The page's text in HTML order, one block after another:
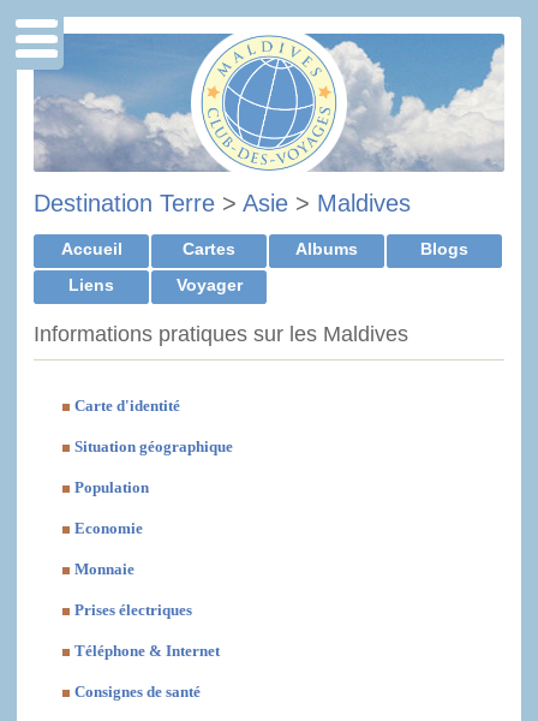
Destination Terre > Asie > Maldives
Accueil Cartes Albums
Blogs
Liens
Voyager
Informations pratiques sur les Maldives
Carte d'identité
Situation géographique
Population
Economie
Monnaie
Prises électriques
Téléphone & Internet
Consignes de santé